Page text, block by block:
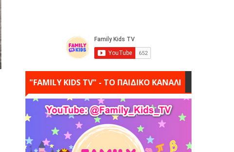
"FAMILY KIDS TV" - ΤΟ ΠΑΙΔΙΚΟ ΚΑΝΑΛΙ